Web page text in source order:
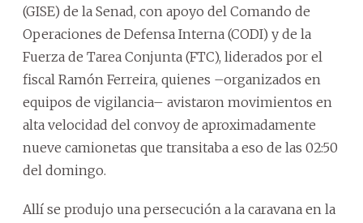
(GISE) de la Senad, con apoyo del Comando de
Operaciones de Defensa Interna (CODI) y de la
Fuerza de Tarea Conjunta (FTC), liderados por el
fiscal Ramón Ferreira, quienes –organizados en
equipos de vigilancia– avistaron movimientos en
alta velocidad del convoy de aproximadamente
nueve camionetas que transitaba a eso de las 02:50
del domingo.
Allí se produjo una persecución a la caravana en la